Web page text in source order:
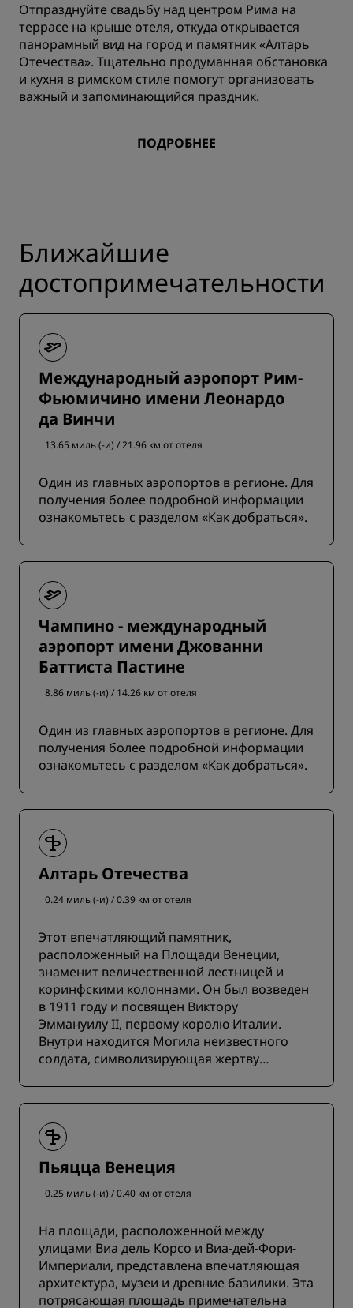
Отпразднуйте свадьбу над центром Рима на
террасе на крыше отеля, откуда открывается
панорамный вид на город и памятник «Алтарь
Отечества». Тщательно продуманная обстановка
и кухня в римском стиле помогут организовать
важный и запоминающийся праздник.
ПОДРОБНЕЕ
Ближайшие
достопримечательности
Международный аэропорт Рим-
Фьюмичино имени Леонардо
да Винчи
13.65 миль (-и) / 21.96 км от отеля
Один из главных аэропортов в регионе. Для
получения более подробной информации
ознакомьтесь с разделом «Как добраться».
Чампино - международный
аэропорт имени Джованни
Баттиста Пастине
8.86 миль (-и) / 14.26 км от отеля
Один из главных аэропортов в регионе. Для
получения более подробной информации
ознакомьтесь с разделом «Как добраться».
Алтарь Отечества
0.24 миль (-и) / 0.39 км от отеля
Этот впечатляющий памятник,
расположенный на Площади Венеции,
знаменит величественной лестницей и
коринфскими колоннами. Он был возведен
в 1911 году и посвящен Виктору
Эммануилу II, первому королю Италии.
Внутри находится Могила неизвестного
солдата, символизирующая жертву
Пьяцца Венеция
0.25 миль (-и) / 0.40 км от отеля
На площади, расположенной между
улицами Виа дель Корсо и Виа-дей-Фори-
Империали, представлена впечатляющая
архитектура, музеи и древние базилики. Эта
потрясающая площадь примечательна